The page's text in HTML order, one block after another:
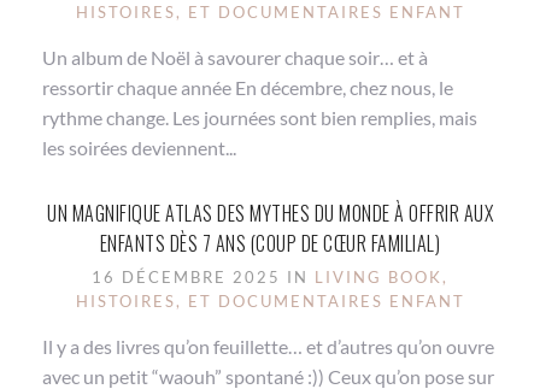
HISTOIRES, ET DOCUMENTAIRES ENFANT
Un album de Noël à savourer chaque soir… et à
ressortir chaque année En décembre, chez nous, le
rythme change. Les journées sont bien remplies, mais
les soirées deviennent...
UN MAGNIFIQUE ATLAS DES MYTHES DU MONDE À OFFRIR AUX
ENFANTS DÈS 7 ANS (COUP DE CŒUR FAMILIAL)
16 DÉCEMBRE 2025 IN LIVING BOOK,
HISTOIRES, ET DOCUMENTAIRES ENFANT
Il y a des livres qu’on feuillette… et d’autres qu’on ouvre
avec un petit “waouh” spontané :)) Ceux qu’on pose sur